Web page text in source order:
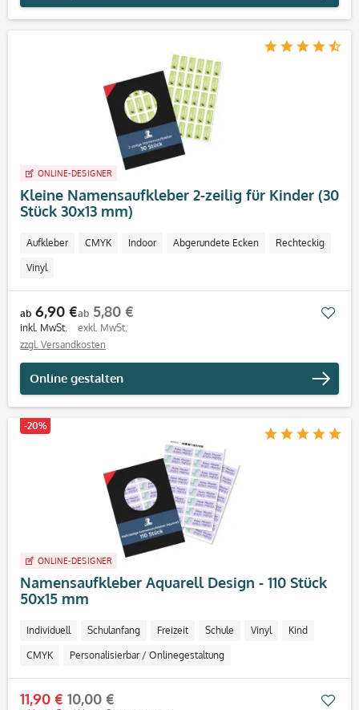
ONLINE-DESIGNER
Kleine Namensaufkleber 2-zeilig für Kinder (30
Stück 30x13 mm)
Aufkleber CMYK Indoor Abgerundete Ecken Rechteckig
Vinyl
ab 6,90 €
inkl. MwSt.
ab 5,80 €
exkl. MwSt.
zzgl. Versandkosten
Online gestalten
-20%
ONLINE-DESIGNER
Namensaufkleber Aquarell Design - 110 Stück
50x15 mm
Individuell Schulanfang Freizeit Schule Vinyl Kind
CMYK Personalisierbar / Onlinegestaltung
11,90 € 10,00 €